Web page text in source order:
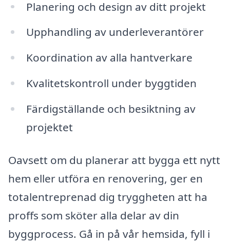
Planering och design av ditt projekt
Upphandling av underleverantörer
Koordination av alla hantverkare
Kvalitetskontroll under byggtiden
Färdigställande och besiktning av
projektet
Oavsett om du planerar att bygga ett nytt
hem eller utföra en renovering, ger en
totalentreprenad dig tryggheten att ha
proffs som sköter alla delar av din
byggprocess. Gå in på vår hemsida, fyll i